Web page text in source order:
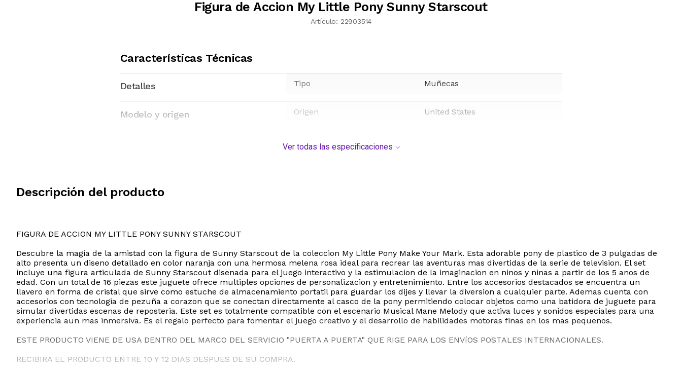
Figura de Accion My Little Pony Sunny Starscout
Artículo: 22903514
Características Técnicas
Detalles Tipo Muñecas
Modelo y origen Origen United States
Ver todas las especificaciones
Descripción del producto
FIGURA DE ACCION MY LITTLE PONY SUNNY STARSCOUT
Descubre la magia de la amistad con la figura de Sunny Starscout de la coleccion My Little Pony Make Your Mark. Esta adorable pony de plastico de 3 pulgadas de
alto presenta un diseno detallado en color naranja con una hermosa melena rosa ideal para recrear las aventuras mas divertidas de la serie de television. El set
incluye una figura articulada de Sunny Starscout disenada para el juego interactivo y la estimulacion de la imaginacion en ninos y ninas a partir de los 5 anos de
edad. Con un total de 16 piezas este juguete ofrece multiples opciones de personalizacion y entretenimiento. Entre los accesorios destacados se encuentra un
llavero en forma de cristal que sirve como estuche de almacenamiento portatil para guardar los dijes y llevar la diversion a cualquier parte. Ademas cuenta con
accesorios con tecnologia de pezuña a corazon que se conectan directamente al casco de la pony permitiendo colocar objetos como una batidora de juguete para
simular divertidas escenas de reposteria. Este set es totalmente compatible con el escenario Musical Mane Melody que activa luces y sonidos especiales para una
experiencia aun mas inmersiva. Es el regalo perfecto para fomentar el juego creativo y el desarrollo de habilidades motoras finas en los mas pequenos.
ESTE PRODUCTO VIENE DE USA DENTRO DEL MARCO DEL SERVICIO "PUERTA A PUERTA" QUE RIGE PARA LOS ENVíOS POSTALES INTERNACIONALES.
RECIBIRA EL PRODUCTO ENTRE 10 Y 12 DIAS DESPUES DE SU COMPRA.